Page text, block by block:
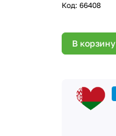
Код: 66408
В корзину